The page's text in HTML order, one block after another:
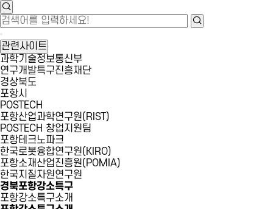
관련사이트
과학기술정보통신부
연구개발특구진흥재단
경상북도
포항시
POSTECH
포항산업과학연구원(RIST)
POSTECH 창업지원팀
포항테크노파크
한국로봇융합연구원(KIRO)
포항소재산업진흥원(POMIA)
한국지질자원연구원
경북포항강소특구
포항강소특구소개